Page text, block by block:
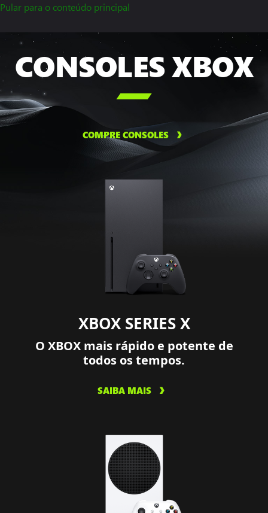
Pular para o conteúdo principal
CONSOLES XBOX

COMPRE CONSOLES
XBOX SERIES X
O XBOX mais rápido e potente de
todos os tempos.
SAIBA MAIS